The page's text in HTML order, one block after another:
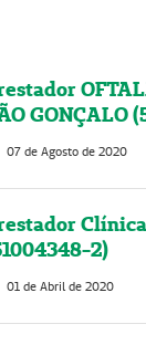
GONÇALO
07 de Agosto de 2020
2)
01 de Abril de 2020